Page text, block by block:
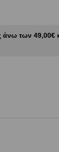
των 49,00€